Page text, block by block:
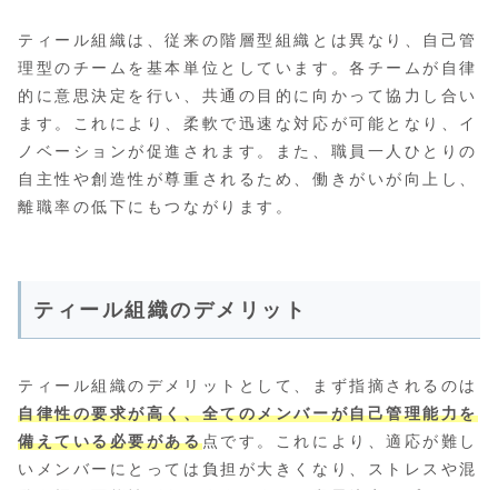
ティール組織は、従来の階層型組織とは異なり、自己管
理型のチームを基本単位としています。各チームが自律
的に意思決定を行い、共通の目的に向かって協力し合い
ます。これにより、柔軟で迅速な対応が可能となり、イ
ノベーションが促進されます。また、職員一人ひとりの
自主性や創造性が尊重されるため、働きがいが向上し、
離職率の低下にもつながります。
ティール組織のデメリット
ティール組織のデメリットとして、まず指摘されるのは
自律性の要求が高く、全てのメンバーが自己管理能力を
備えている必要がある点です。これにより、適応が難し
いメンバーにとっては負担が大きくなり、ストレスや混